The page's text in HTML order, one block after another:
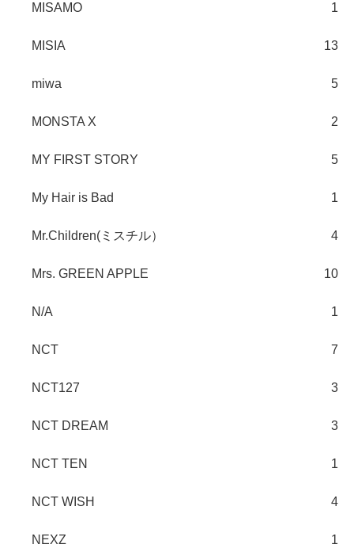
MISAMO 1
MISIA 13
miwa 5
MONSTA X 2
MY FIRST STORY 5
My Hair is Bad 1
Mr.Children(ミスチル） 4
Mrs. GREEN APPLE 10
N/A 1
NCT 7
NCT127 3
NCT DREAM 3
NCT TEN 1
NCT WISH 4
NEXZ 1